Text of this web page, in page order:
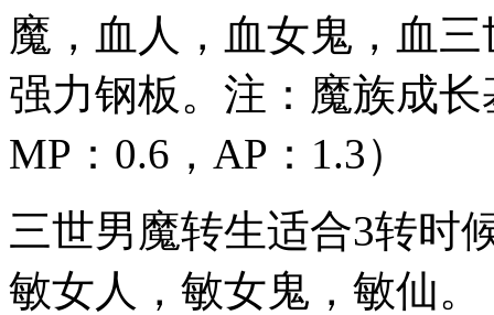
魔，血人，血女鬼，血
强力钢板。注：魔族成长
MP：0.6，AP：1.3）
三世男魔转生适合3转时
敏女人，敏女鬼，敏仙。